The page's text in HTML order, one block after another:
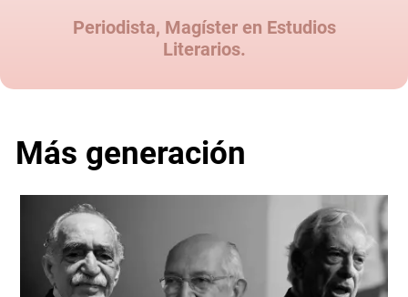
Periodista, Magíster en Estudios
Literarios.
Más generación